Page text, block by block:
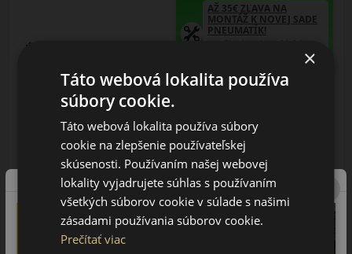
Údaje štítku EPREL:
AŽ 35€ ZĽAVA NA
MONTÁŽ K NOVEJ SADE
PNEUMATÍK!
Použite kupónový kód
26.00 EUR
ks DO KOŠÍKA
×
Táto webová lokalita používa
súbory cookie.
Táto webová lokalita používa súbory
cookie na zlepšenie používateľskej
skúsenosti. Používaním našej webovej
lokality vyjadrujete súhlas s používaním
všetkých súborov cookie v súlade s našimi
zásadami používania súborov cookie.
Prečítať viac